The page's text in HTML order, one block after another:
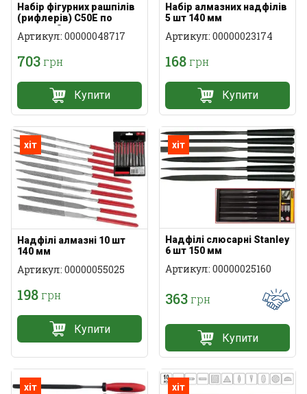
Набір фігурних рашпілів
(рифлерів) C50E по
дереву 8 шт
Артикул: 00000048717
703грн
Купити
Набір алмазних надфілів
5 шт 140 мм
Артикул: 00000023174
168грн
Купити
хіт
Надфілі алмазні 10 шт
140 мм
Артикул: 00000055025
198грн
Купити
хіт
Надфілі слюсарні Stanley
6 шт 150 мм
Артикул: 00000025160
363грн
Купити
хіт хіт